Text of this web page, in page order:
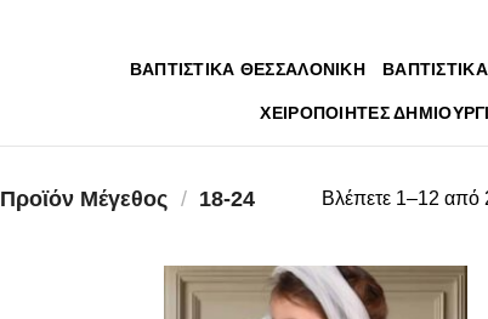
ΒΑΠΤΙΣΤΙΚΑ ΘΕΣΣΑΛΟΝΙΚΗ
ΧΕΙΡΟΠΟΙΗΤΕΣ
Προϊόν Μέγεθος / 18-24 Βλέπετε 1–12 από